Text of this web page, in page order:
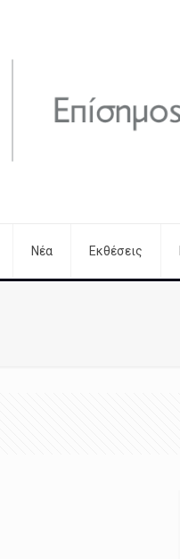
Νέα Εκθέσεις